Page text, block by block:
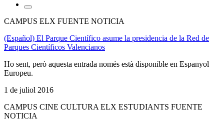
CAMPUS ELX FUENTE NOTICIA
(Español) El Parque Científico asume la presidencia de la Red de
Parques Científicos Valencianos
Ho sent, però aquesta entrada només està disponible en Espanyol
Europeu.
1 de juliol 2016
CAMPUS CINE CULTURA ELX ESTUDIANTS FUENTE
NOTICIA